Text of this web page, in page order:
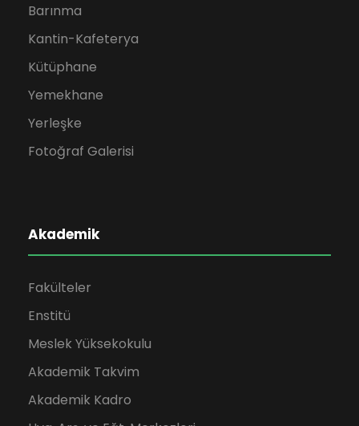
Barınma
Kantin-Kafeterya
Kütüphane
Yemekhane
Yerleşke
Fotoğraf Galerisi
Akademik
Fakülteler
Enstitü
Meslek Yüksekokulu
Akademik Takvim
Akademik Kadro